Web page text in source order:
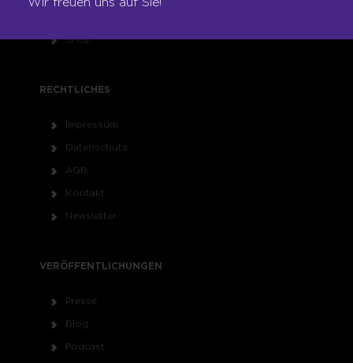
Shop
RECHTLICHES
Impressum
Datenschutz
AGB
Kontakt
Newsletter
VERÖFFENTLICHUNGEN
Presse
Blog
Podcast